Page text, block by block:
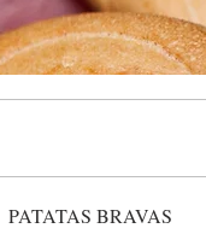
PATATAS BRAVAS